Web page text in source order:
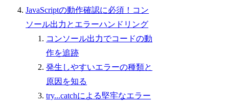
JavaScriptの動作確認に必須！コン
ソール出力とエラーハンドリング
コンソール出力でコードの動
作を追跡
発生しやすいエラーの種類と
原因を知る
try...catchによる堅牢なエラー